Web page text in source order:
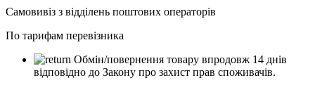
Самовивіз з відділень поштових операторів
По тарифам перевізника
Обмін/повернення товару впродовж 14 днів
відповідно до Закону про захист прав споживачів.